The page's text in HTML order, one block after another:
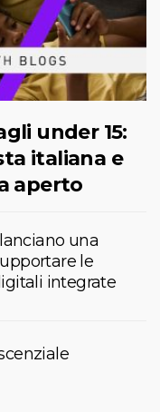
under 15:
italiana e
aperto
una
le
integrate